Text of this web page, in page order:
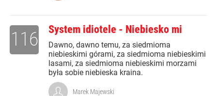
System idiotele - Niebiesko mi
Dawno, dawno temu, za siedmioma
niebieskimi górami, za siedmioma niebieskimi
lasami, za siedmioma niebieskimi morzami
była sobie niebieska kraina.
116
Marek Majewski